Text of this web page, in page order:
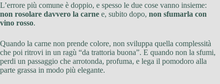
L’errore più comune è doppio, e spesso le due cose vanno insieme:
non rosolare davvero la carne e, subito dopo, non sfumarla con
vino rosso.
Quando la carne non prende colore, non sviluppa quella complessità
che poi ritrovi in un ragù “da trattoria buona”. E quando non la sfumi,
perdi un passaggio che arrotonda, profuma, e lega il pomodoro alla
parte grassa in modo più elegante.